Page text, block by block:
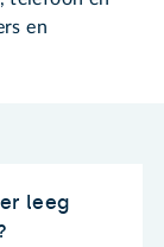
en
leeg